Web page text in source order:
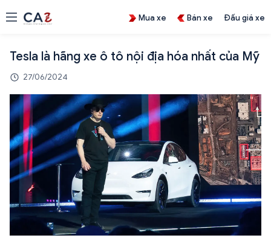
Mua xe Bán xe Đấu giá xe
Tesla là hãng xe ô tô nội địa hóa nhất của Mỹ
27/06/2024